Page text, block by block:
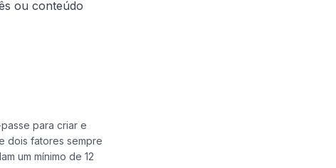
ou conteúdo
para criar e
dois fatores sempre
um mínimo de 12